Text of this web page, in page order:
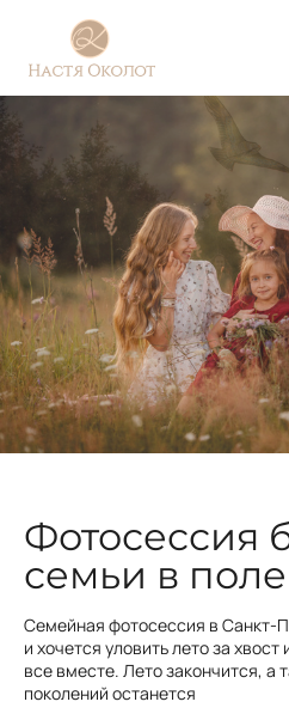
Фотосессия
семьи в поле
Семейная фотосессия в Санкт-
и хочется уловить лето за
все вместе. Лето закончится, а
поколений останется